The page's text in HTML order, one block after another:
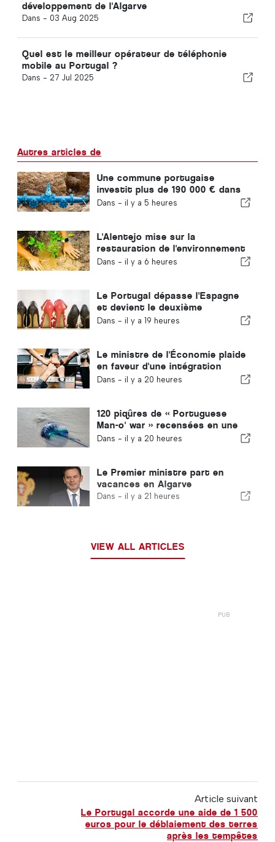
développement de l'Algarve
Dans - 03 Aug 2025
Quel est le meilleur opérateur de téléphonie
mobile au Portugal ?
Dans - 27 Jul 2025
Autres articles de
Une commune portugaise
investit plus de 190 000 € dans
l'approvisionnement en eau
Dans - il y a 5 heures
L'Alentejo mise sur la
restauration de l'environnement
grâce aux fonds européens
Dans - il y a 6 heures
Le Portugal dépasse l'Espagne
et devient le deuxième
producteur européen de
Dans - il y a 19 heures
Le ministre de l'Économie plaide
en faveur d'une intégration
encadrée et garantit une
Dans - il y a 20 heures
120 piqûres de « Portuguese
Man-o' war » recensées en une
seule journée
Dans - il y a 20 heures
Le Premier ministre part en
vacances en Algarve
Dans - il y a 21 heures
VIEW ALL ARTICLES
Article suivant
Le Portugal accorde une aide de 1 500
euros pour le déblaiement des terres
après les tempêtes